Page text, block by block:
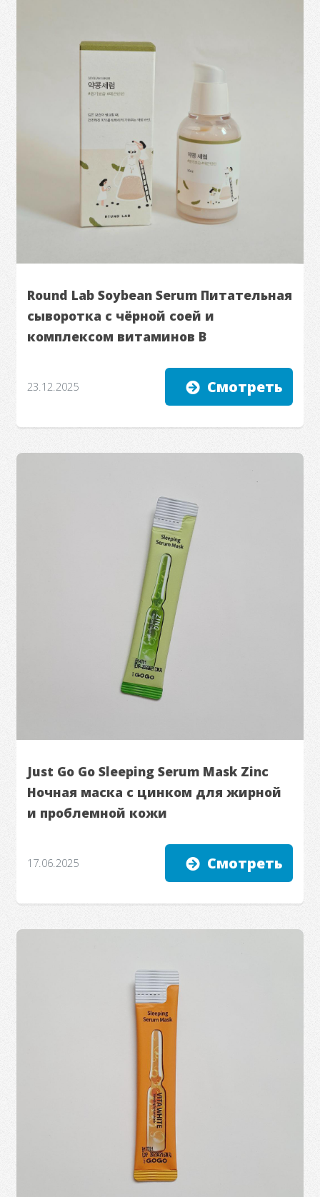
Round Lab Soybean Serum Питательная
сыворотка с чёрной соей и
комплексом витаминов B
23.12.2025 Смотреть
Just Go Go Sleeping Serum Mask Zinc
Ночная маска с цинком для жирной
и проблемной кожи
17.06.2025 Смотреть